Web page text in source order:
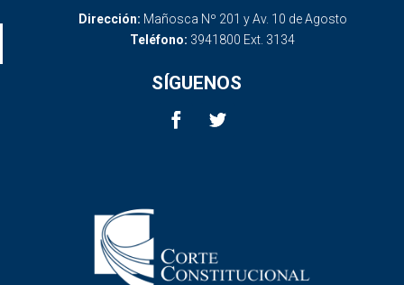
Dirección: Mañosca Nº 201 y Av. 10 de Agosto
Teléfono: 3941800 Ext. 3134
SÍGUENOS